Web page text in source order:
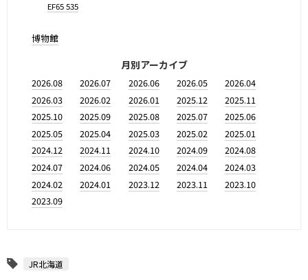
EF65 535
博物館
月別アーカイブ
2026.08 2026.07 2026.06 2026.05
2026.04
2026.03
2026.02 2026.01 2025.12
2025.11
2025.10
2025.09 2025.08 2025.07
2025.06
2025.05
2025.04 2025.03 2025.02
2025.01
2024.12
2024.11 2024.10 2024.09
2024.08
2024.07
2024.06 2024.05 2024.04
2024.03
2024.02
2024.01 2023.12 2023.11
2023.10
2023.09
JR北海道